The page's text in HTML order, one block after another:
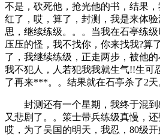
不是，砍死他，抢光他的书，结果
红了，哎，算了，封测，我是来体
思，继续练级。。。当我在石亭练
压压的怪，我不找你，你来找我?算
了，我继续练级，正走两步，被他
我不犯人，人若犯我我就生气!!生可
了再来***。。结果就在石亭杀了2天
封测还有一个星期，我终于混到
又悲剧了。。策士带兵练级真慢，还
哎，为了吴国的明天，我忍，80级